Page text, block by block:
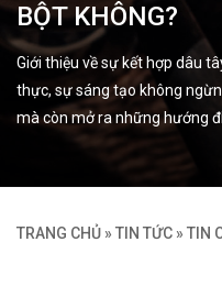
BỘT KHÔNG?
Giới thiệu về sự kết hợp dâu
thực, sự sáng tạo không
mà còn mở ra những hướng
TRANG CHỦ » TIN TỨC » TIN